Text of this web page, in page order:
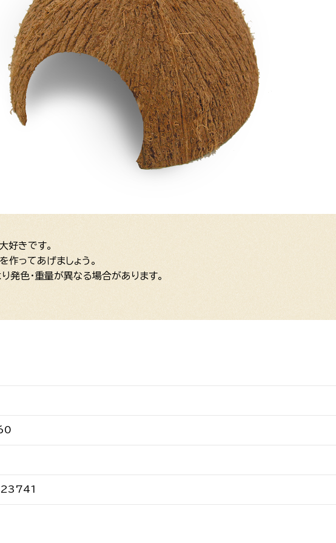
好きです。
作ってあげましょう。
色・重量が異なる場合があります。